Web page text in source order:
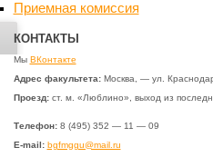
Приемная комиссия
КОНТАКТЫ
Мы ВКонтакте
Адрес факультета:Москва, — ул.
Проезд:ст. м. «Люблино», выход из
Телефон: 8 (495) 352 — 11 — 09
E-mail: bgfmggu@mail.ru